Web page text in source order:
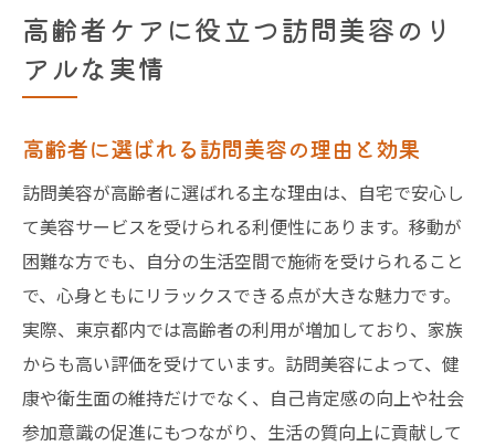
高齢者ケアに役立つ訪問美容のリ
アルな実情
高齢者に選ばれる訪問美容の理由と効果
訪問美容が高齢者に選ばれる主な理由は、自宅で安心し
て美容サービスを受けられる利便性にあります。移動が
困難な方でも、自分の生活空間で施術を受けられること
で、心身ともにリラックスできる点が大きな魅力です。
実際、東京都内では高齢者の利用が増加しており、家族
からも高い評価を受けています。訪問美容によって、健
康や衛生面の維持だけでなく、自己肯定感の向上や社会
参加意識の促進にもつながり、生活の質向上に貢献して